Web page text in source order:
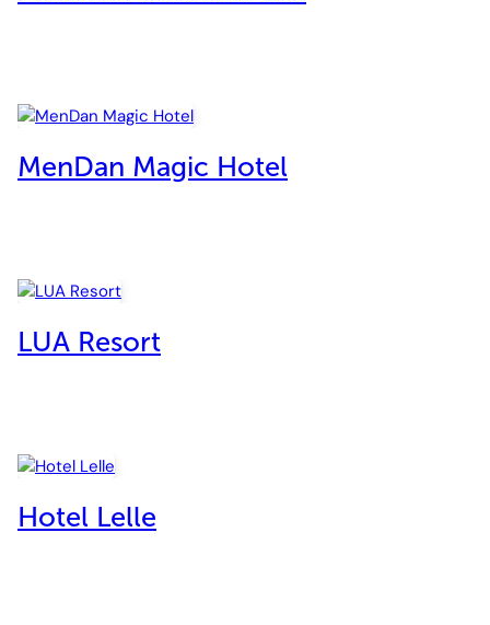
MenDan Magic Hotel
LUA Resort
Hotel Lelle